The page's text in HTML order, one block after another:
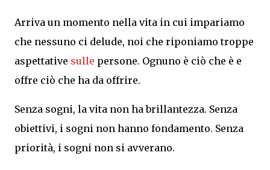
Arriva un momento nella vita in cui impariamo
che nessuno ci delude, noi che riponiamo troppe
aspettative sulle persone. Ognuno è ciò che è e
offre ciò che ha da offrire.
Senza sogni, la vita non ha brillantezza. Senza
obiettivi, i sogni non hanno fondamento. Senza
priorità, i sogni non si avverano.